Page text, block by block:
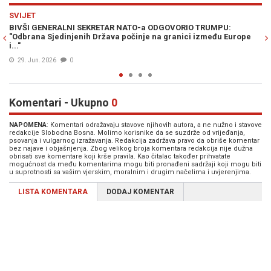
Europe
JOŠ JEDNA PANIČNA NAJAVA: Ovo je čovjek za kojeg Vučić
da ima važnu ulogu u planu stranaca za rušenje RS i Srbije
Komentari - Ukupno 0
NAPOMENA: Komentari odražavaju stavove njihovih autora, a ne nužno i stavove
redakcije Slobodna Bosna. Molimo korisnike da se suzdrže od vrijeđanja,
psovanja i vulgarnog izražavanja. Redakcija zadržava pravo da obriše komentar
bez najave i objašnjenja. Zbog velikog broja komentara redakcija nije dužna
obrisati sve komentare koji krše pravila. Kao čitalac također prihvatate
mogućnost da među komentarima mogu biti pronađeni sadržaji koji mogu biti
u suprotnosti sa vašim vjerskim, moralnim i drugim načelima i uvjerenjima.
LISTA KOMENTARA DODAJ KOMENTAR